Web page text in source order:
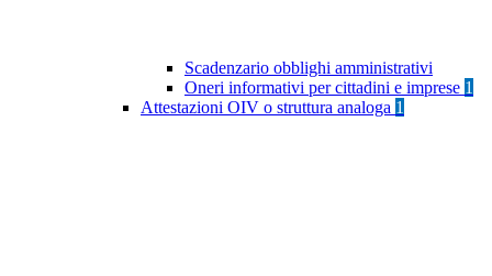
Scadenzario obblighi amministrativi
Oneri informativi per cittadini e imprese 1
Attestazioni OIV o struttura analoga 1